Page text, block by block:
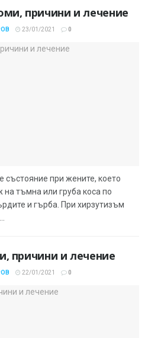
причини и лечение
23/01/2021 0
при жените, което
тъмна или груба коса по
и гърба. При хирзутизъм
причини и лечение
22/01/2021 0